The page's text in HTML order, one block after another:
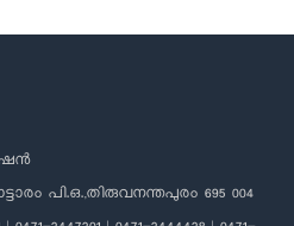
പി.ഒ.,തിരുവനന്തപുരം 695 004